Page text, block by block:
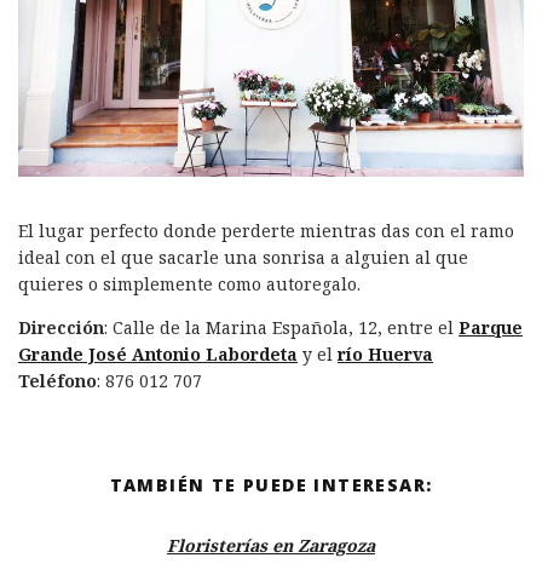
El lugar perfecto donde perderte mientras das con el ramo
ideal con el que sacarle una sonrisa a alguien al que
quieres o simplemente como autoregalo.
Dirección: Calle de la Marina Española, 12, entre el Parque
Grande José Antonio Labordeta y el río Huerva
Teléfono: 876 012 707
TAMBIÉN TE PUEDE INTERESAR:
Floristerías en Zaragoza